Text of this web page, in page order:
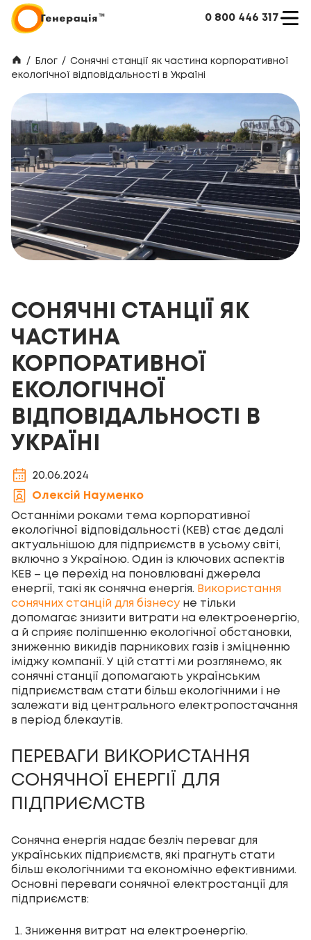
0 800 446 317
/ Блог / Сонячні станції як частина корпоративної
екологічної відповідальності в Україні
СОНЯЧНІ СТАНЦІЇ ЯК
ЧАСТИНА
КОРПОРАТИВНОЇ
ЕКОЛОГІЧНОЇ
ВІДПОВІДАЛЬНОСТІ В
УКРАЇНІ
20.06.2024
Олексій Науменко
Останніми роками тема корпоративної
екологічної відповідальності (КЕВ) стає дедалі
актуальнішою для підприємств в усьому світі,
включно з Україною. Один із ключових аспектів
КЕВ – це перехід на поновлювані джерела
енергії, такі як сонячна енергія. Використання
сонячних станцій для бізнесуне тільки
допомагає знизити витрати на електроенергію,
а й сприяє поліпшенню екологічної обстановки,
зниженню викидів парникових газів і зміцненню
іміджу компанії. У цій статті ми розглянемо, як
сонячні станції допомагають українським
підприємствам стати більш екологічними і не
залежати від центрального електропостачання
в період блекаутів.
ПЕРЕВАГИ ВИКОРИСТАННЯ
СОНЯЧНОЇ ЕНЕРГІЇ ДЛЯ
ПІДПРИЄМСТВ
Сонячна енергія надає безліч переваг для
українських підприємств, які прагнуть стати
більш екологічними та економічно ефективними.
Основні переваги сонячної електростанції для
підприємств:
Зниження витрат на електроенергію.